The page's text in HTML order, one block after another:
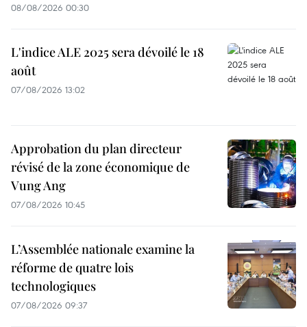
08/08/2026 00:30
L'indice ALE 2025 sera dévoilé le 18
août
07/08/2026 13:02
Approbation du plan directeur
révisé de la zone économique de
Vung Ang
07/08/2026 10:45
L’Assemblée nationale examine la
réforme de quatre lois
technologiques
07/08/2026 09:37